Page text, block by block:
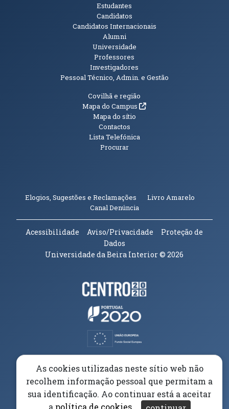
Estudantes
Candidatos
Candidatos Internacionais
Alumni
Universidade
Professores
Investigadores
Pessoal Técnico, Admin. e Gestão
Informações Adicionais
Covilhã e região
Mapa do Campus(abre em nova janela)
Mapa do sítio
Contactos
Lista Telefónica
Procurar
Elogios, Sugestões e Reclamações Livro Amarelo
Canal Denúncia(abre em nova janela)
Acessibilidade Aviso/Privacidade
Proteção de
Dados
Universidade da Beira Interior© 2026
Parceiros e Financiadores
(abre em nova janela)
As cookies utilizadas neste sítio web não
recolhem informação pessoal que permitam a
sua identificação. Ao continuar está a aceitar